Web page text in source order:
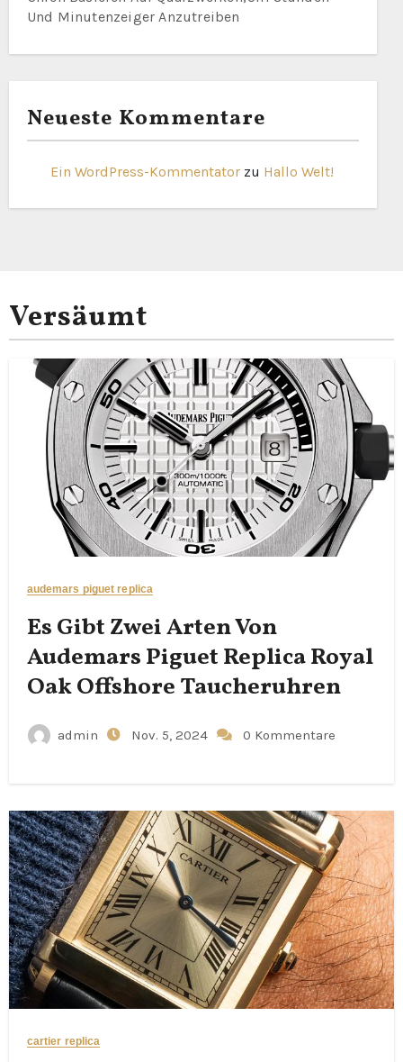
Und Minutenzeiger Anzutreiben
Neueste Kommentare
Ein WordPress-Kommentatorzu Hallo Welt!
Versäumt
audemars piguet replica
Es Gibt Zwei Arten Von
Audemars Piguet Replica Royal
Oak Offshore Taucheruhren
admin Nov. 5, 2024 0 Kommentare
cartier replica